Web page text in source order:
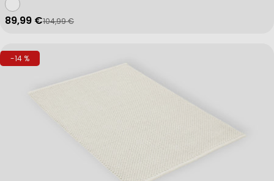
Verkaufspreis
89,99 €
Regulärer Preis
104,99 €
-14 %